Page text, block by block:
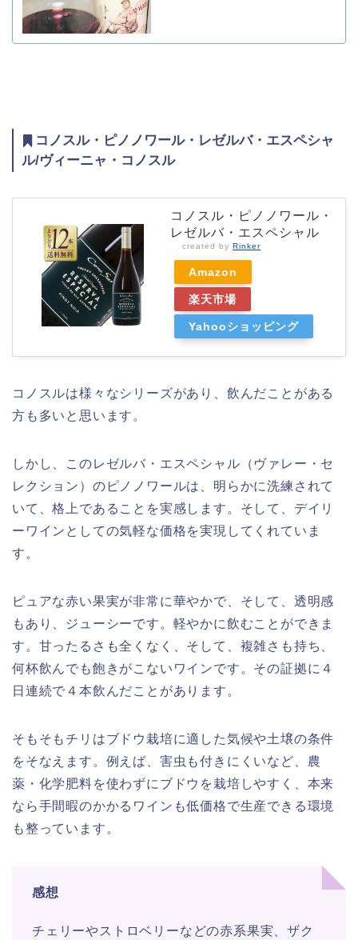
コノスル・ピノノワール・レゼルバ・エスペシャ
ル/ヴィーニャ・コノスル
コノスル・ピノノワール・
レゼルバ・エスペシャル
created by Rinker
Amazon
楽天市場
Yahooショッピング
コノスルは様々なシリーズがあり、飲んだことがある
方も多いと思います。
しかし、このレゼルバ・エスペシャル（ヴァレー・セ
レクション）のピノノワールは、明らかに洗練されて
いて、格上であることを実感します。そして、デイリ
ーワインとしての気軽な価格を実現してくれていま
す。
ピュアな赤い果実が非常に華やかで、そして、透明感
もあり、ジューシーです。軽やかに飲むことができま
す。甘ったるさも全くなく、そして、複雑さも持ち、
何杯飲んでも飽きがこないワインです。その証拠に４
日連続で４本飲んだことがあります。
そもそもチリはブドウ栽培に適した気候や土壌の条件
をそなえます。例えば、害虫も付きにくいなど、農
薬・化学肥料を使わずにブドウを栽培しやすく、本来
なら手間暇のかかるワインも低価格で生産できる環境
も整っています。
感想
チェリーやストロベリーなどの赤系果実、ザク